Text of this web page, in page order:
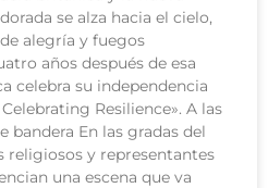
se alza hacia el cielo,
alegría y fuegos
años después de esa
celebra su independencia
Resilience». A las
bandera En las gradas del
religiosos y representantes
una escena que va